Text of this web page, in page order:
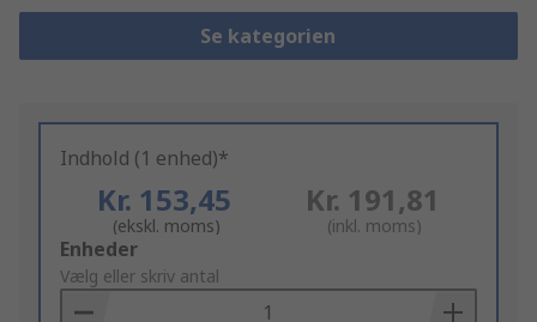
Se kategorien
Indhold (1 enhed)*
Kr. 153,45
(ekskl. moms)
Kr. 191,81
(inkl. moms)
Add
to
Basket
Enheder
Vælg eller skriv antal